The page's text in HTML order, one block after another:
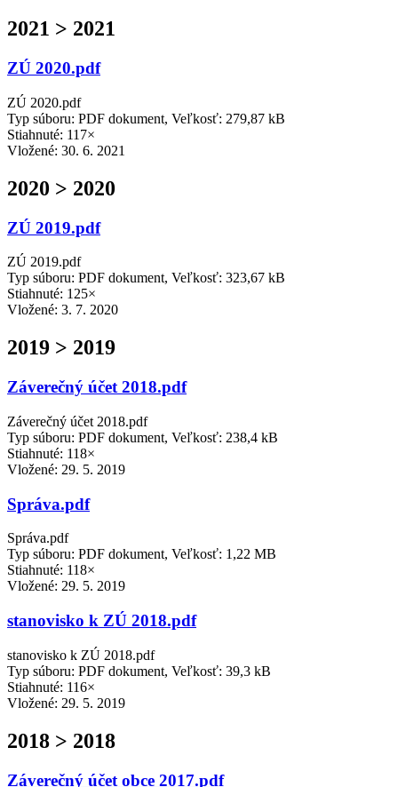
2021 > 2021
ZÚ 2020.pdf
ZÚ 2020.pdf
Typ súboru: PDF dokument, Veľkosť: 279,87 kB
Stiahnuté: 117×
Vložené: 30. 6. 2021
2020 > 2020
ZÚ 2019.pdf
ZÚ 2019.pdf
Typ súboru: PDF dokument, Veľkosť: 323,67 kB
Stiahnuté: 125×
Vložené: 3. 7. 2020
2019 > 2019
Záverečný účet 2018.pdf
Záverečný účet 2018.pdf
Typ súboru: PDF dokument, Veľkosť: 238,4 kB
Stiahnuté: 118×
Vložené: 29. 5. 2019
Správa.pdf
Správa.pdf
Typ súboru: PDF dokument, Veľkosť: 1,22 MB
Stiahnuté: 118×
Vložené: 29. 5. 2019
stanovisko k ZÚ 2018.pdf
stanovisko k ZÚ 2018.pdf
Typ súboru: PDF dokument, Veľkosť: 39,3 kB
Stiahnuté: 116×
Vložené: 29. 5. 2019
2018 > 2018
Záverečný účet obce 2017.pdf